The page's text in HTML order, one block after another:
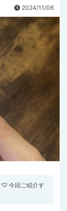
2024/11/06
♡ 今回ご紹介す